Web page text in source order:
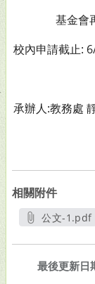
基金會再依
校內申請截止:
承辦人:教務處
相關附件
公文-1.pdf
最後更新日